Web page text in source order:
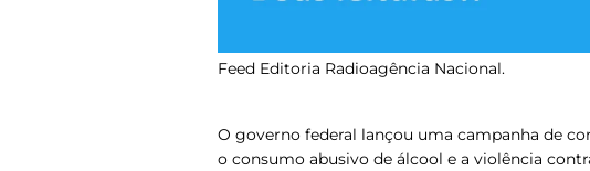
Feed Editoria Radioagência Nacional.
O governo federal lançou uma campanha de
o consumo abusivo de álcool e a violência